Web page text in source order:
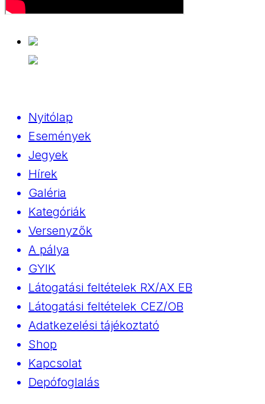
Nyitólap
Események
Jegyek
Hírek
Galéria
Kategóriák
Versenyzők
A pálya
GYIK
Látogatási feltételek RX/AX EB
Látogatási feltételek CEZ/OB
Adatkezelési tájékoztató
Shop
Kapcsolat
Depófoglalás